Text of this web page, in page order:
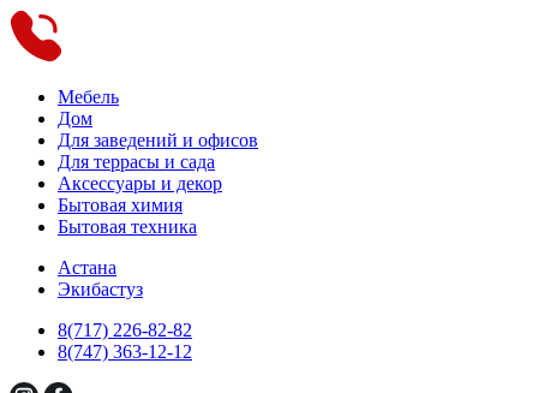
Мебель
Дом
Для заведений и офисов
Для террасы и сада
Аксессуары и декор
Бытовая химия
Бытовая техника
Астана
Экибастуз
8(717) 226-82-82
8(747) 363-12-12